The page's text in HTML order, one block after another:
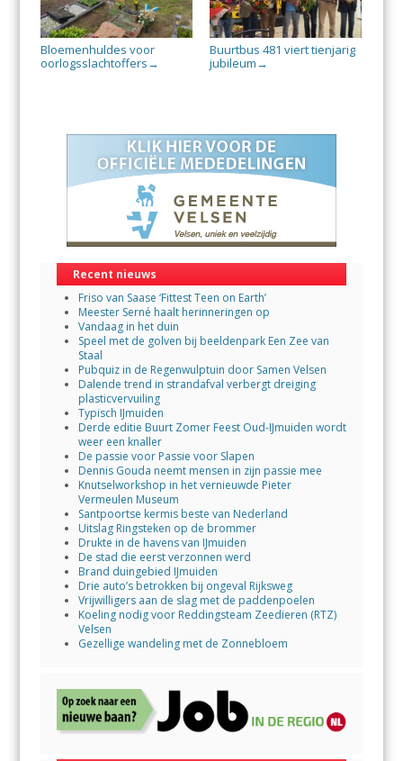
Bloemenhuldes voor
oorlogsslachtoffers →
Buurtbus 481 viert tienjarig
jubileum →
Recent nieuws
Friso van Saase ‘Fittest Teen on Earth’
Meester Serné haalt herinneringen op
Vandaag in het duin
Speel met de golven bij beeldenpark Een Zee van
Staal
Pubquiz in de Regenwulptuin door Samen Velsen
Dalende trend in strandafval verbergt dreiging
plasticvervuiling
Typisch IJmuiden
Derde editie Buurt Zomer Feest Oud-IJmuiden wordt
weer een knaller
De passie voor Passie voor Slapen
Dennis Gouda neemt mensen in zijn passie mee
Knutselworkshop in het vernieuwde Pieter
Vermeulen Museum
Santpoortse kermis beste van Nederland
Uitslag Ringsteken op de brommer
Drukte in de havens van IJmuiden
De stad die eerst verzonnen werd
Brand duingebied IJmuiden
Drie auto’s betrokken bij ongeval Rijksweg
Vrijwilligers aan de slag met de paddenpoelen
Koeling nodig voor Reddingsteam Zeedieren (RTZ)
Velsen
Gezellige wandeling met de Zonnebloem